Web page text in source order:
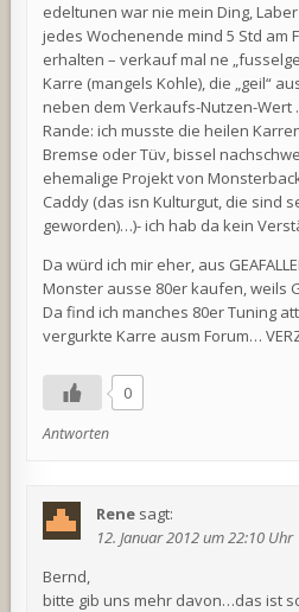
edeltunen war nie mein Ding,
jedes Wochenende mind 5 Std am
erhalten – verkauf mal ne
Karre (mangels Kohle), die „geil“
neben dem Verkaufs-Nutzen-
Rande: ich musste die heilen
Bremse oder Tüv, bissel
ehemalige Projekt von
Caddy (das isn Kulturgut, die sind
geworden)…)- ich hab da kein
Da würd ich mir eher, aus
Monster ausse 80er kaufen, weils
Da find ich manches 80er Tuning
vergurkte Karre ausm Forum…
0
Antworten
Rene sagt:
12. Januar 2012 um 22:10 Uhr
Bernd,
bitte gib uns mehr davon…das ist